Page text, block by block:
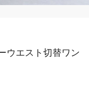
ウエスト切替ワン